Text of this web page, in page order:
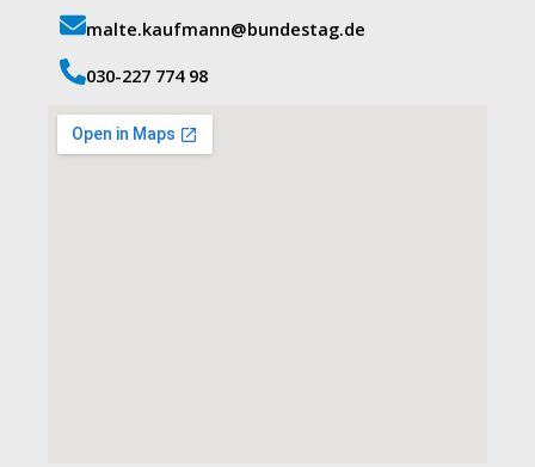
malte.kaufmann@bundestag.de
‭030-227 774 98‬